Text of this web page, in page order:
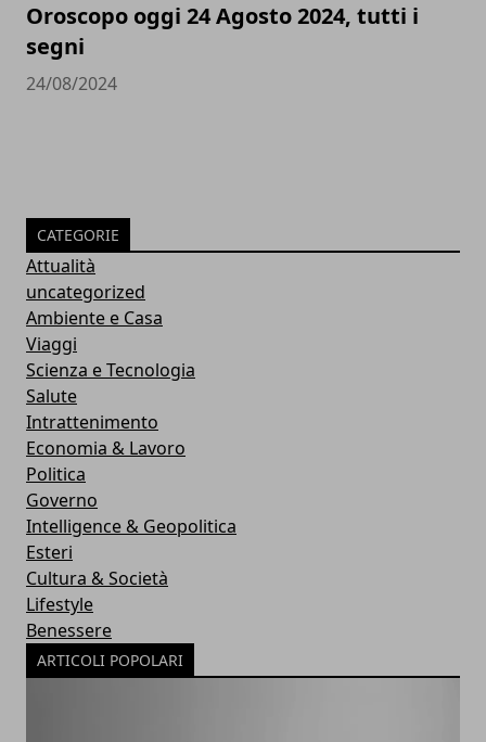
Oroscopo oggi 24 Agosto 2024, tutti i
segni
24/08/2024
CATEGORIE
Attualità
uncategorized
Ambiente e Casa
Viaggi
Scienza e Tecnologia
Salute
Intrattenimento
Economia & Lavoro
Politica
Governo
Intelligence & Geopolitica
Esteri
Cultura & Società
Lifestyle
Benessere
ARTICOLI POPOLARI